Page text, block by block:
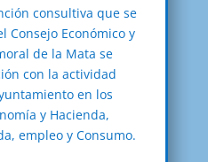
consultiva que se
Consejo Económico y
de la Mata se
con la actividad
en los
y Hacienda,
empleo y Consumo.